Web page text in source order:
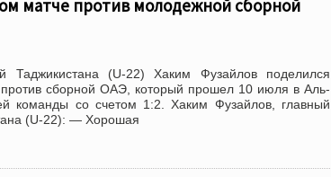
матче против молодежной сборной
Таджикистана (U-22) Хаким Фузайлов поделился
сборной ОАЭ, который прошел 10 июля в Аль-
команды со счетом 1:2. Хаким Фузайлов, главный
(U-22): — Хорошая